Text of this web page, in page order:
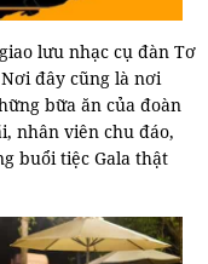
lưu nhạc cụ đàn Tơ
đây cũng là nơi
bữa ăn của đoàn
nhân viên chu đáo,
buổi tiệc Gala thật